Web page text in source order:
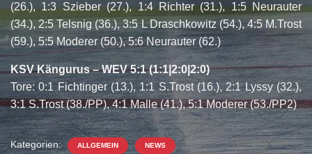
(26.), 1:3 Szieber (27.), 1:4 Richter (31.), 1:5 Neurauter
(34.), 2:5 Telsnig (36.), 3:5 L Draschkowitz (54.), 4:5 M.Trost
(59.), 5:5 Moderer (50.), 5:6 Neurauter (62.)
KSV Kängurus – WEV 5:1 (1:1|2:0|2:0)
Tore: 0:1 Fichtinger (13.), 1:1 S.Trost (16.), 2:1 Lyssy (32.),
3:1 S.Trost (38./PP), 4:1 Malle (41.), 5:1 Moderer (53./PP2)
Kategorien: ALLGEMEIN NEWS